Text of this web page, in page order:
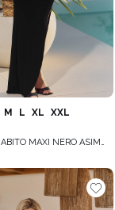
M L XL
XXL
MILAGROS – ABITO MAXI NERO ASIMMETRICO